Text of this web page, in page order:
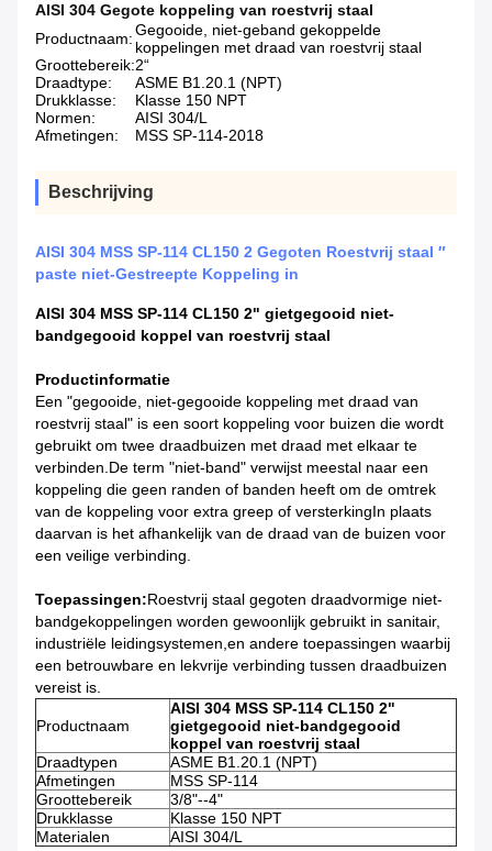
AISI 304 Gegote koppeling van roestvrij staal
Productnaam:Gegooide, niet-geband gekoppelde
koppelingen met draad van roestvrij staal
Groottebereik:2“
Draadtype:
ASME B1.20.1 (NPT)
Drukklasse:
Klasse 150 NPT
Normen:
AISI 304/L
Afmetingen:
MSS SP-114-2018
Beschrijving
AISI 304 MSS SP-114 CL150 2 Gegoten Roestvrij staal ″
paste niet-Gestreepte Koppeling in
AISI 304 MSS SP-114 CL150 2" gietgegooid niet-
bandgegooid koppel van roestvrij staal
Productinformatie
Een "gegooide, niet-gegooide koppeling met draad van
roestvrij staal" is een soort koppeling voor buizen die wordt
gebruikt om twee draadbuizen met draad met elkaar te
verbinden.De term "niet-band" verwijst meestal naar een
koppeling die geen randen of banden heeft om de omtrek
van de koppeling voor extra greep of versterkingIn plaats
daarvan is het afhankelijk van de draad van de buizen voor
een veilige verbinding.
Toepassingen:Roestvrij staal gegoten draadvormige niet-
bandgekoppelingen worden gewoonlijk gebruikt in sanitair,
industriële leidingsystemen,en andere toepassingen waarbij
een betrouwbare en lekvrije verbinding tussen draadbuizen
vereist is.
Productnaam
AISI 304 MSS SP-114 CL150 2"
gietgegooid niet-bandgegooid
koppel van roestvrij staal
Draadtypen
ASME B1.20.1 (NPT)
Afmetingen
MSS SP-114
Groottebereik
3/8"--4"
Drukklasse
Klasse 150 NPT
Materialen
AISI 304/L